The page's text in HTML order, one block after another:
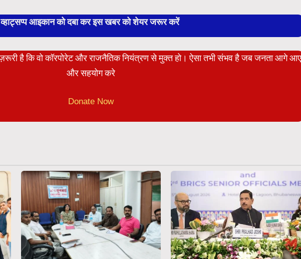
व्हाट्सप्प आइकान को दबा कर इस खबर को शेयर जरूर करें
है कि वो कॉरपोरेट और राजनैतिक नियंत्रण से मुक्त हो। ऐसा तभी संभव है जब जनता आगे आए
और सहयोग करे
Donate Now